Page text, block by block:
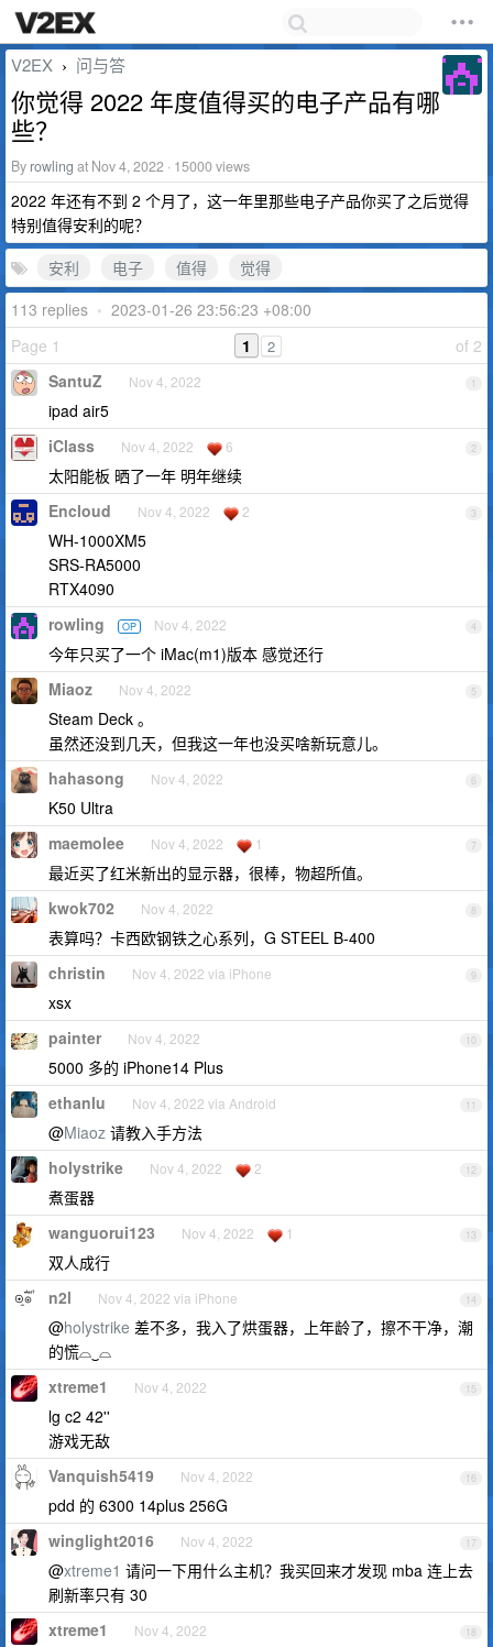
V2EX › 问与答
你觉得 2022 年度值得买的电子产品有哪
些？
By rowling at Nov 4, 2022 · 15000 views
2022 年还有不到 2 个月了，这一年里那些电子产品你买了之后觉得
特别值得安利的呢？
安利
电子 值得
觉得
113 replies • 2023-01-26 23:56:23 +08:00
Page 1
of 2
1 2
1
SantuZ Nov 4, 2022
ipad air5
2
iClass Nov 4, 2022 6
太阳能板 晒了一年 明年继续
3
Encloud Nov 4, 2022 2
WH-1000XM5
SRS-RA5000
RTX4090
4
rowling OP Nov 4, 2022
今年只买了一个 iMac(m1)版本 感觉还行
5
Miaoz Nov 4, 2022
Steam Deck 。
虽然还没到几天，但我这一年也没买啥新玩意儿。
6
hahasong Nov 4, 2022
K50 Ultra
7
maemolee Nov 4, 2022 1
最近买了红米新出的显示器，很棒，物超所值。
8
kwok702 Nov 4, 2022
表算吗？卡西欧钢铁之心系列，G STEEL B-400
9
christin Nov 4, 2022 via iPhone
xsx
10
painter Nov 4, 2022
5000 多的 iPhone14 Plus
11
ethanlu Nov 4, 2022 via Android
@Miaoz 请教入手方法
12
holystrike Nov 4, 2022 2
煮蛋器
13
wanguorui123 Nov 4, 2022 1
双人成行
14
n2l Nov 4, 2022 via iPhone
@holystrike 差不多，我入了烘蛋器，上年龄了，擦不干净，潮
的慌⌓‿⌓
15
xtreme1 Nov 4, 2022
lg c2 42''
游戏无敌
16
Vanquish5419 Nov 4, 2022
pdd 的 6300 14plus 256G
17
winglight2016 Nov 4, 2022
@xtreme1 请问一下用什么主机？我买回来才发现 mba 连上去
刷新率只有 30
18
xtreme1 Nov 4, 2022